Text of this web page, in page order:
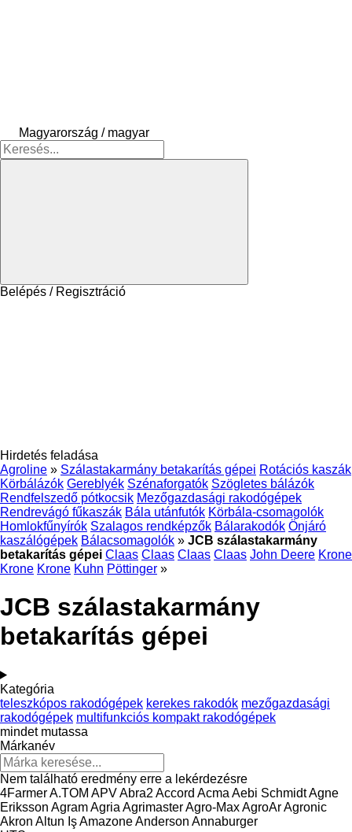
Magyarország / magyar
Belépés / Regisztráció
Hirdetés feladása
Agroline » Szálastakarmány betakarítás gépei Rotációs kaszák
Körbálázók Gereblyék Szénaforgatók Szögletes bálázók
Rendfelszedő pótkocsik Mezőgazdasági rakodógépek
Rendrevágó fűkaszák Bála utánfutók Körbála-csomagolók
Homlokfűnyírók Szalagos rendképzők Bálarakodók Önjáró
kaszálógépek Bálacsomagolók » JCB szálastakarmány
betakarítás gépei Claas Claas Claas Claas John Deere Krone
Krone Krone Kuhn Pöttinger »
JCB szálastakarmány
betakarítás gépei
Kategória
teleszkópos rakodógépek kerekes rakodók mezőgazdasági
rakodógépek multifunkciós kompakt rakodógépek
mindet mutassa
Márkanév
Nem található eredmény erre a lekérdezésre
4FarmerA.TOM APVAbra2 Accord Acma Aebi SchmidtAgne
Eriksson AgramAgria AgrimasterAgro-MaxAgroArAgronic
Akron Altun IşAmazoneAnderson Annaburger